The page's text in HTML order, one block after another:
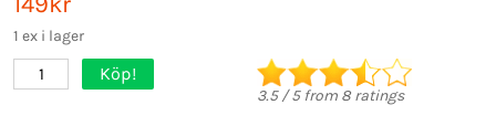
1 ex i lager
1 Köp!
3.5/5from 8 ratings